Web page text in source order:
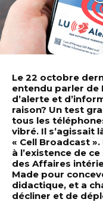
Le 22 octobre
entendu parler de
d’alerte et
raison? Un test
tous les
vibré. Il s’agissait
« Cell Broadcast
à l’existence de
des Affaires
Made pour
didactique, et a
décliner et de